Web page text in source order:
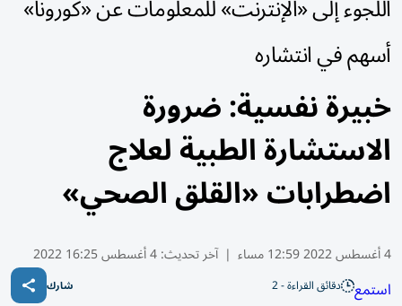
اللجوء إلى «الإنترنت» للمعلومات عن «كورونا»
أسهم في انتشاره
خبيرة نفسية: ضرورة
الاستشارة الطبية لعلاج
اضطرابات «القلق الصحي»
4 أغسطس 2022 12:59 مساء | آخر تحديث:4 أغسطس 16:25 2022
استمع دقائق القراءة - 2 شارك